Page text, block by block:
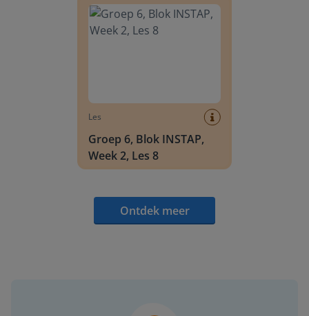
Les
Groep 6, Blok INSTAP,
Week 2, Les 8
Ontdek meer